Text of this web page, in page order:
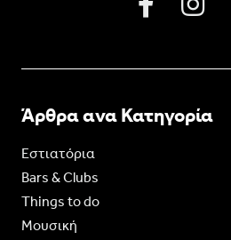
Άρθρα ανα Κατηγορία
Εστιατόρια
Bars & Clubs
Things to do
Moυσική